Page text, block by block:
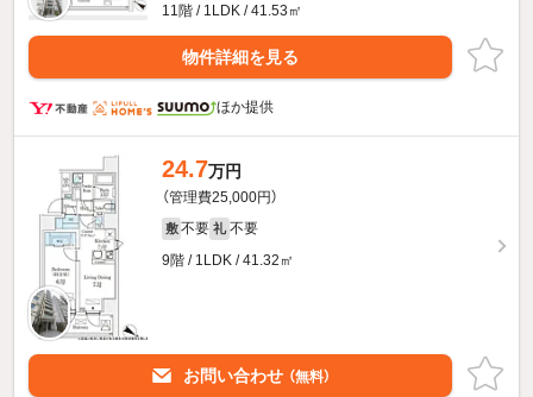
11階 / 1LDK / 41.53㎡
物件詳細を見る
ほか提供
24.7万円
（管理費25,000円）
敷 不要 礼 不要
9階 / 1LDK / 41.32㎡
お問い合わせ （無料）